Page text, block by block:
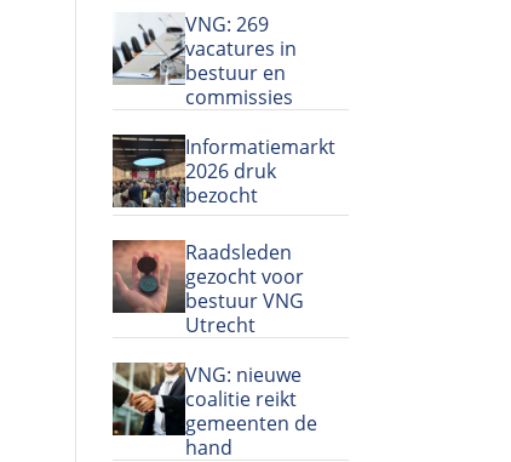
VNG: 269
vacatures in
bestuur en
commissies
Informatiemarkt
2026 druk
bezocht
Raadsleden
gezocht voor
bestuur VNG
Utrecht
VNG: nieuwe
coalitie reikt
gemeenten de
hand